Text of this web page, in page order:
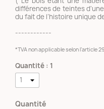
différences de teintes
du fait de l’histoire unique
------------
*TVA non applicable selon l’article
Quantité : 1
Quantité